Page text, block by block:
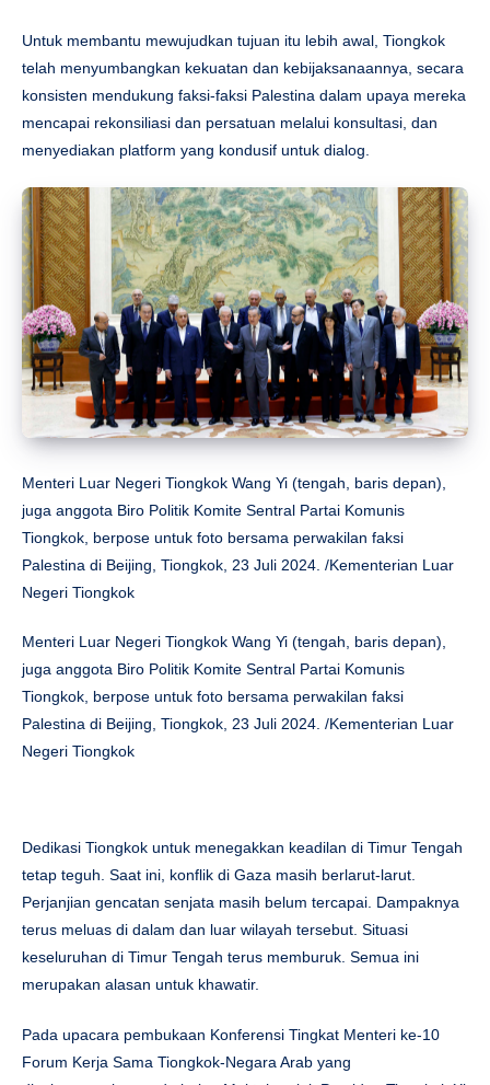
Untuk membantu mewujudkan tujuan itu lebih awal, Tiongkok
telah menyumbangkan kekuatan dan kebijaksanaannya, secara
konsisten mendukung faksi-faksi Palestina dalam upaya mereka
mencapai rekonsiliasi dan persatuan melalui konsultasi, dan
menyediakan platform yang kondusif untuk dialog.
Menteri Luar Negeri Tiongkok Wang Yi (tengah, baris depan),
juga anggota Biro Politik Komite Sentral Partai Komunis
Tiongkok, berpose untuk foto bersama perwakilan faksi
Palestina di Beijing, Tiongkok, 23 Juli 2024. /Kementerian Luar
Negeri Tiongkok
Menteri Luar Negeri Tiongkok Wang Yi (tengah, baris depan),
juga anggota Biro Politik Komite Sentral Partai Komunis
Tiongkok, berpose untuk foto bersama perwakilan faksi
Palestina di Beijing, Tiongkok, 23 Juli 2024. /Kementerian Luar
Negeri Tiongkok
Dedikasi Tiongkok untuk menegakkan keadilan di Timur Tengah
tetap teguh. Saat ini, konflik di Gaza masih berlarut-larut.
Perjanjian gencatan senjata masih belum tercapai. Dampaknya
terus meluas di dalam dan luar wilayah tersebut. Situasi
keseluruhan di Timur Tengah terus memburuk. Semua ini
merupakan alasan untuk khawatir.
Pada upacara pembukaan Konferensi Tingkat Menteri ke-10
Forum Kerja Sama Tiongkok-Negara Arab yang